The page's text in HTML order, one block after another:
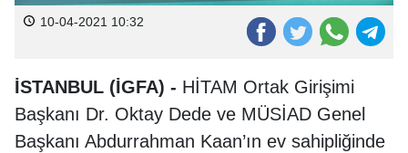
10-04-2021 10:32
İSTANBUL (İGFA) - HİTAM Ortak Girişimi
Başkanı Dr. Oktay Dede ve MÜSİAD Genel
Başkanı Abdurrahman Kaan’ın ev sahipliğinde